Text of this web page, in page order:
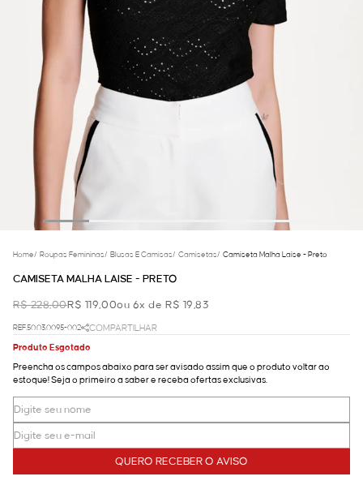
Home/ Roupas Femininas/ Blusas E Camisas/ Camisetas/ Camiseta Malha Laise - Preto
CAMISETA MALHA LAISE - PRETO
R$ 228,00R$ 119,00ou 6x de R$ 19,83
REF.50.03.0095-002
COMPARTILHAR
Produto Esgotado
Preencha os campos abaixo para ser avisado assim que o produto voltar ao
estoque! Seja o primeiro a saber e receba ofertas exclusivas.
QUERO RECEBER O AVISO